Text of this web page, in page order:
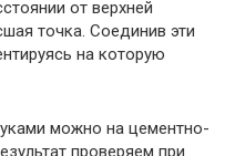
от верхней
точка. Соединив эти
на которую
можно на цементно-
проверяем при